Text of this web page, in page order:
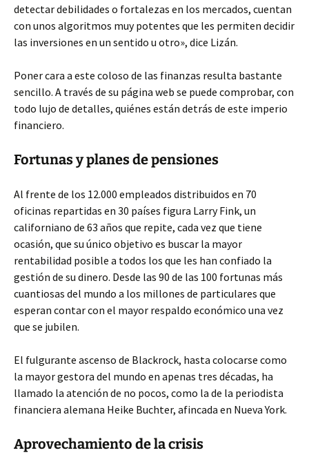
detectar debilidades o fortalezas en los mercados, cuentan
con unos algoritmos muy potentes que les permiten decidir
las inversiones en un sentido u otro», dice Lizán.
Poner cara a este coloso de las finanzas resulta bastante
sencillo. A través de su página web se puede comprobar, con
todo lujo de detalles, quiénes están detrás de este imperio
financiero.
Fortunas y planes de pensiones
Al frente de los 12.000 empleados distribuidos en 70
oficinas repartidas en 30 países figura Larry Fink, un
californiano de 63 años que repite, cada vez que tiene
ocasión, que su único objetivo es buscar la mayor
rentabilidad posible a todos los que les han confiado la
gestión de su dinero. Desde las 90 de las 100 fortunas más
cuantiosas del mundo a los millones de particulares que
esperan contar con el mayor respaldo económico una vez
que se jubilen.
El fulgurante ascenso de Blackrock, hasta colocarse como
la mayor gestora del mundo en apenas tres décadas, ha
llamado la atención de no pocos, como la de la periodista
financiera alemana Heike Buchter, afincada en Nueva York.
Aprovechamiento de la crisis